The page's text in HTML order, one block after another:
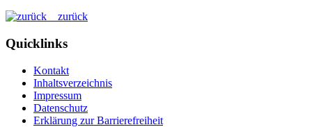
zurück
Quicklinks
Kontakt
Inhaltsverzeichnis
Impressum
Datenschutz
Erklärung zur Barrierefreiheit